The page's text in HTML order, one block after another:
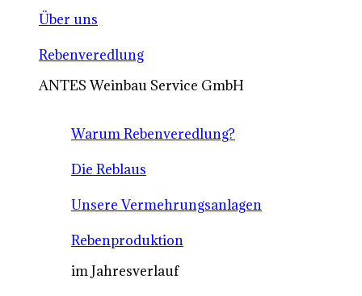
Über uns
Rebenveredlung
ANTES Weinbau Service GmbH
Warum Rebenveredlung?
Die Reblaus
Unsere Vermehrungsanlagen
Rebenproduktion
im Jahresverlauf